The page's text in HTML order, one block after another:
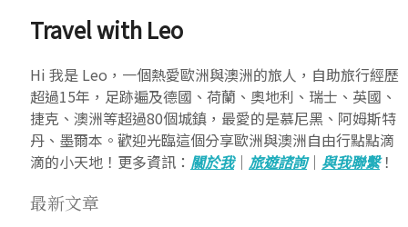
Travel with Leo
Hi 我是 Leo，一個熱愛歐洲與澳洲的旅人，自助旅行經歷
超過15年，足跡遍及德國、荷蘭、奧地利、瑞士、英國、
捷克、澳洲等超過80個城鎮，最愛的是慕尼黑、阿姆斯特
丹、墨爾本。歡迎光臨這個分享歐洲與澳洲自由行點點滴
滴的小天地！更多資訊： 關於我｜ 旅遊諮詢｜ 與我聯繫！
最新文章